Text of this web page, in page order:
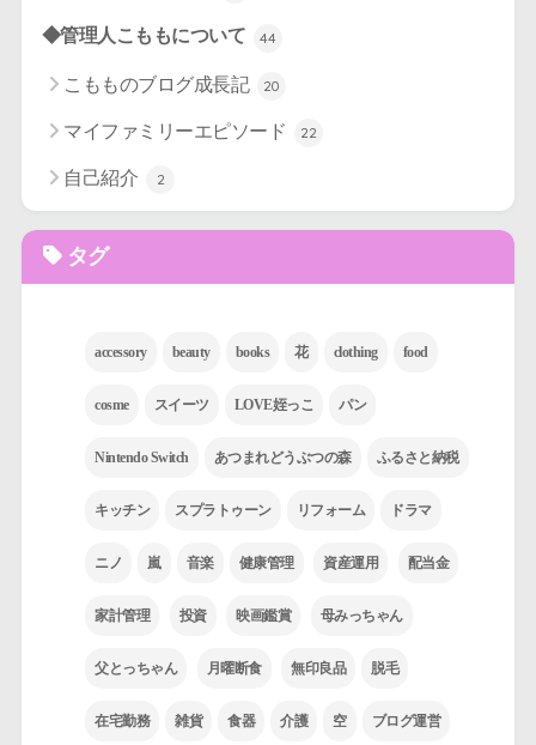
◆管理人こももについて 44
こもものブログ成長記 20
マイファミリーエピソード 22
自己紹介 2
タグ
accessory beauty books 花 clothing food
cosme スイーツ LOVE姪っこ パン
Nintendo Switch あつまれどうぶつの森 ふるさと納税
キッチン スプラトゥーン リフォーム ドラマ
ニノ 嵐 音楽 健康管理 資産運用 配当金
家計管理 投資 映画鑑賞 母みっちゃん
父とっちゃん 月曜断食 無印良品 脱毛
在宅勤務 雑貨 食器 介護 空 ブログ運営